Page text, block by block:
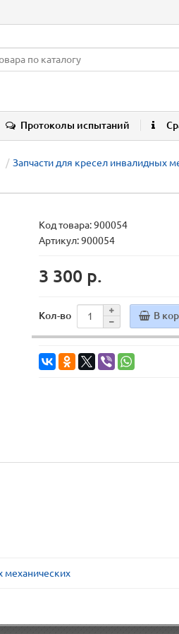
Протоколы испытаний
Запчасти для кресел инвалидных
Код товара:900054
Артикул: 900054
3 300 р.
Кол-во В
механических